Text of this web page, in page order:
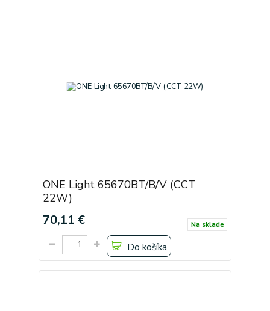
ONE Light 65670BT/B/V (CCT
22W)
70,11 € Na sklade
Do košíka